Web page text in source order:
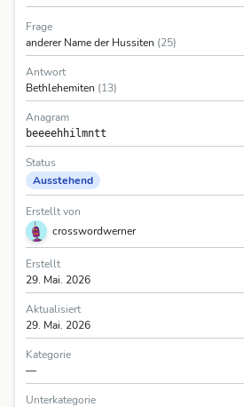
Frage
anderer Name der Hussiten (25)
Antwort
Bethlehemiten (13)
Anagram
beeeehhilmntt
Status
Ausstehend
Erstellt von
crosswordwerner
Erstellt
29. Mai. 2026
Aktualisiert
29. Mai. 2026
Kategorie
—
Unterkategorie